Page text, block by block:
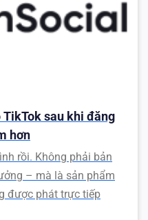
sau khi đăng
hơn
rồi. Không phải bản
– mà là sản phẩm
được phát trực tiếp